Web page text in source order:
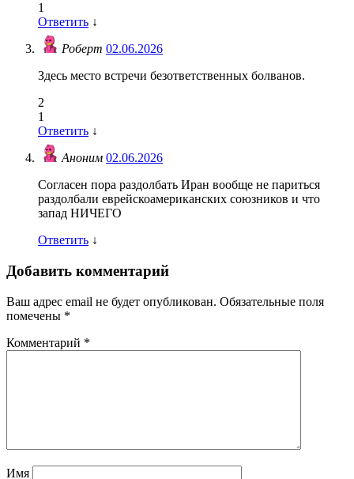
1
Ответить ↓
Роберт 02.06.2026
Здесь место встречи безответственных болванов.
2
1
Ответить ↓
Аноним 02.06.2026
Согласен пора раздолбать Иран вообще не париться
раздолбали еврейскоамериканских союзников и что
запад НИЧЕГО
Ответить ↓
Добавить комментарий
Ваш адрес email не будет опубликован. Обязательные поля
помечены *
Комментарий *
Имя